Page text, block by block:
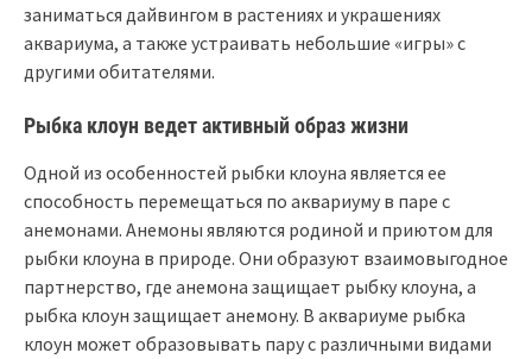
заниматься дайвингом в растениях и украшениях
аквариума, а также устраивать небольшие «игры» с
другими обитателями.
Рыбка клоун ведет активный образ жизни
Одной из особенностей рыбки клоуна является ее
способность перемещаться по аквариуму в паре с
анемонами. Анемоны являются родиной и приютом для
рыбки клоуна в природе. Они образуют взаимовыгодное
партнерство, где анемона защищает рыбку клоуна, а
рыбка клоун защищает анемону. В аквариуме рыбка
клоун может образовывать пару с различными видами